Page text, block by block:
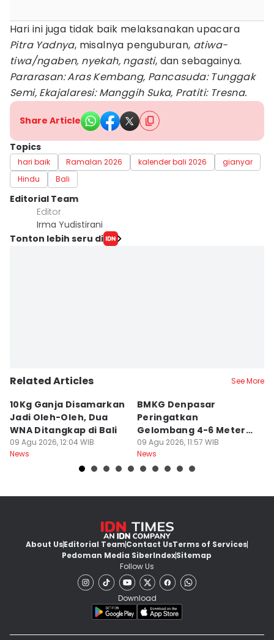
Hari ini juga tidak baik melaksanakan upacara
Pitra Yadnya, misalnya penguburan, atiwa-
tiwa/ngaben, nyekah, ngasti, dan sebagainya.
Pararasan: Aras Kembang, Pancasuda: Tunggak
Semi, Ekajalaresi: Manggih Suka, Pratiti: Tresna.
Share Article
Topics
hari baik Ramalan 2026 kalender bali 2026
gianyar
Hindu
Bali
Editorial Team
Editor
Irma Yudistirani
Tonton lebih seru di
Related Articles See More
10Kg Ganja Disamarkan
Jadi Oleh-Oleh, Dua
WNA Ditangkap di Bali
09 Agu 2026, 12:04 WIB
News
BMKG Denpasar
Peringatkan
Gelombang 4-6 Meter di
Bali
09 Agu 2026, 11:57 WIB
News
About UsEditorial TeamContact UsTerms of Services
Pedoman Media SiberIndexSitemap
Follow Us
Download